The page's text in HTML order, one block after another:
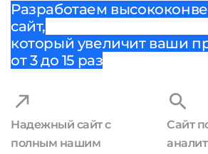
Разработаем
сайт,
который увеличит ваши
от 3 до 15 раз
Надежный сайт с
полным нашим
Сайт